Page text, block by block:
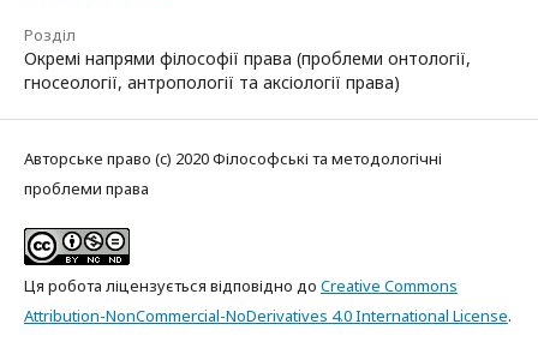
Розділ
Окремі напрями філософії права (проблеми онтології,
гносеології, антропології та аксіології права)
Авторське право (c) 2020 Філософські та методологічні
проблеми права
Ця робота ліцензується відповідно до Creative Commons
Attribution-NonCommercial-NoDerivatives 4.0 International License.